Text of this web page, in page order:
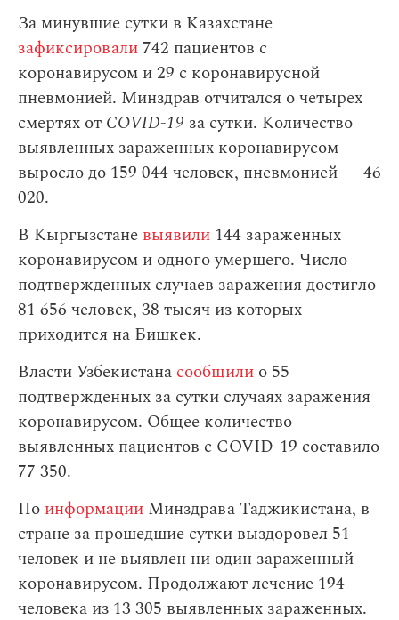
За минувшие сутки в Казахстане
зафиксировали 742 пациентов с
коронавирусом и 29 с коронавирусной
пневмонией. Минздрав отчитался о четырех
смертях от COVID-19 за сутки. Количество
выявленных зараженных коронавирусом
выросло до 159 044 человек, пневмонией — 46
020.
В Кыргызстане выявили 144 зараженных
коронавирусом и одного умершего. Число
подтвержденных случаев заражения достигло
81 656 человек, 38 тысяч из которых
приходится на Бишкек.
Власти Узбекистана сообщили о 55
подтвержденных за сутки случаях заражения
коронавирусом. Общее количество
выявленных пациентов с COVID-19 составило
77 350.
По информации Минздрава Таджикистана, в
стране за прошедшие сутки выздоровел 51
человек и не выявлен ни один зараженный
коронавирусом. Продолжают лечение 194
человека из 13 305 выявленных зараженных.